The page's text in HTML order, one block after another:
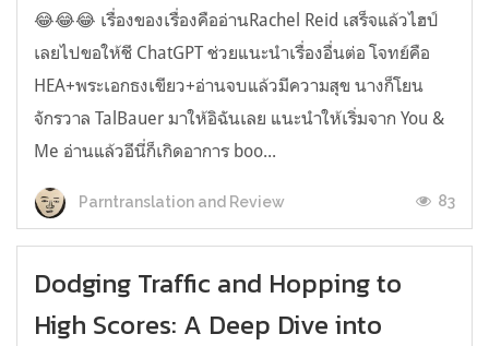
😂😂😂 เรื่องของเรื่องคืออ่านRachel Reid เสร็จแล้วไฮป์
เลยไปขอให้ชี ChatGPT ช่วยแนะนำเรื่องอื่นต่อ โจทย์คือ
HEA+พระเอกธงเขียว+อ่านจบแล้วมีความสุข นางก็โยน
จักรวาล TalBauer มาให้อิฉันเลย แนะนำให้เริ่มจาก You &
Me อ่านแล้วอีนี่ก็เกิดอาการ boo...
Parntranslation and Review 83
Dodging Traffic and Hopping to
High Scores: A Deep Dive into